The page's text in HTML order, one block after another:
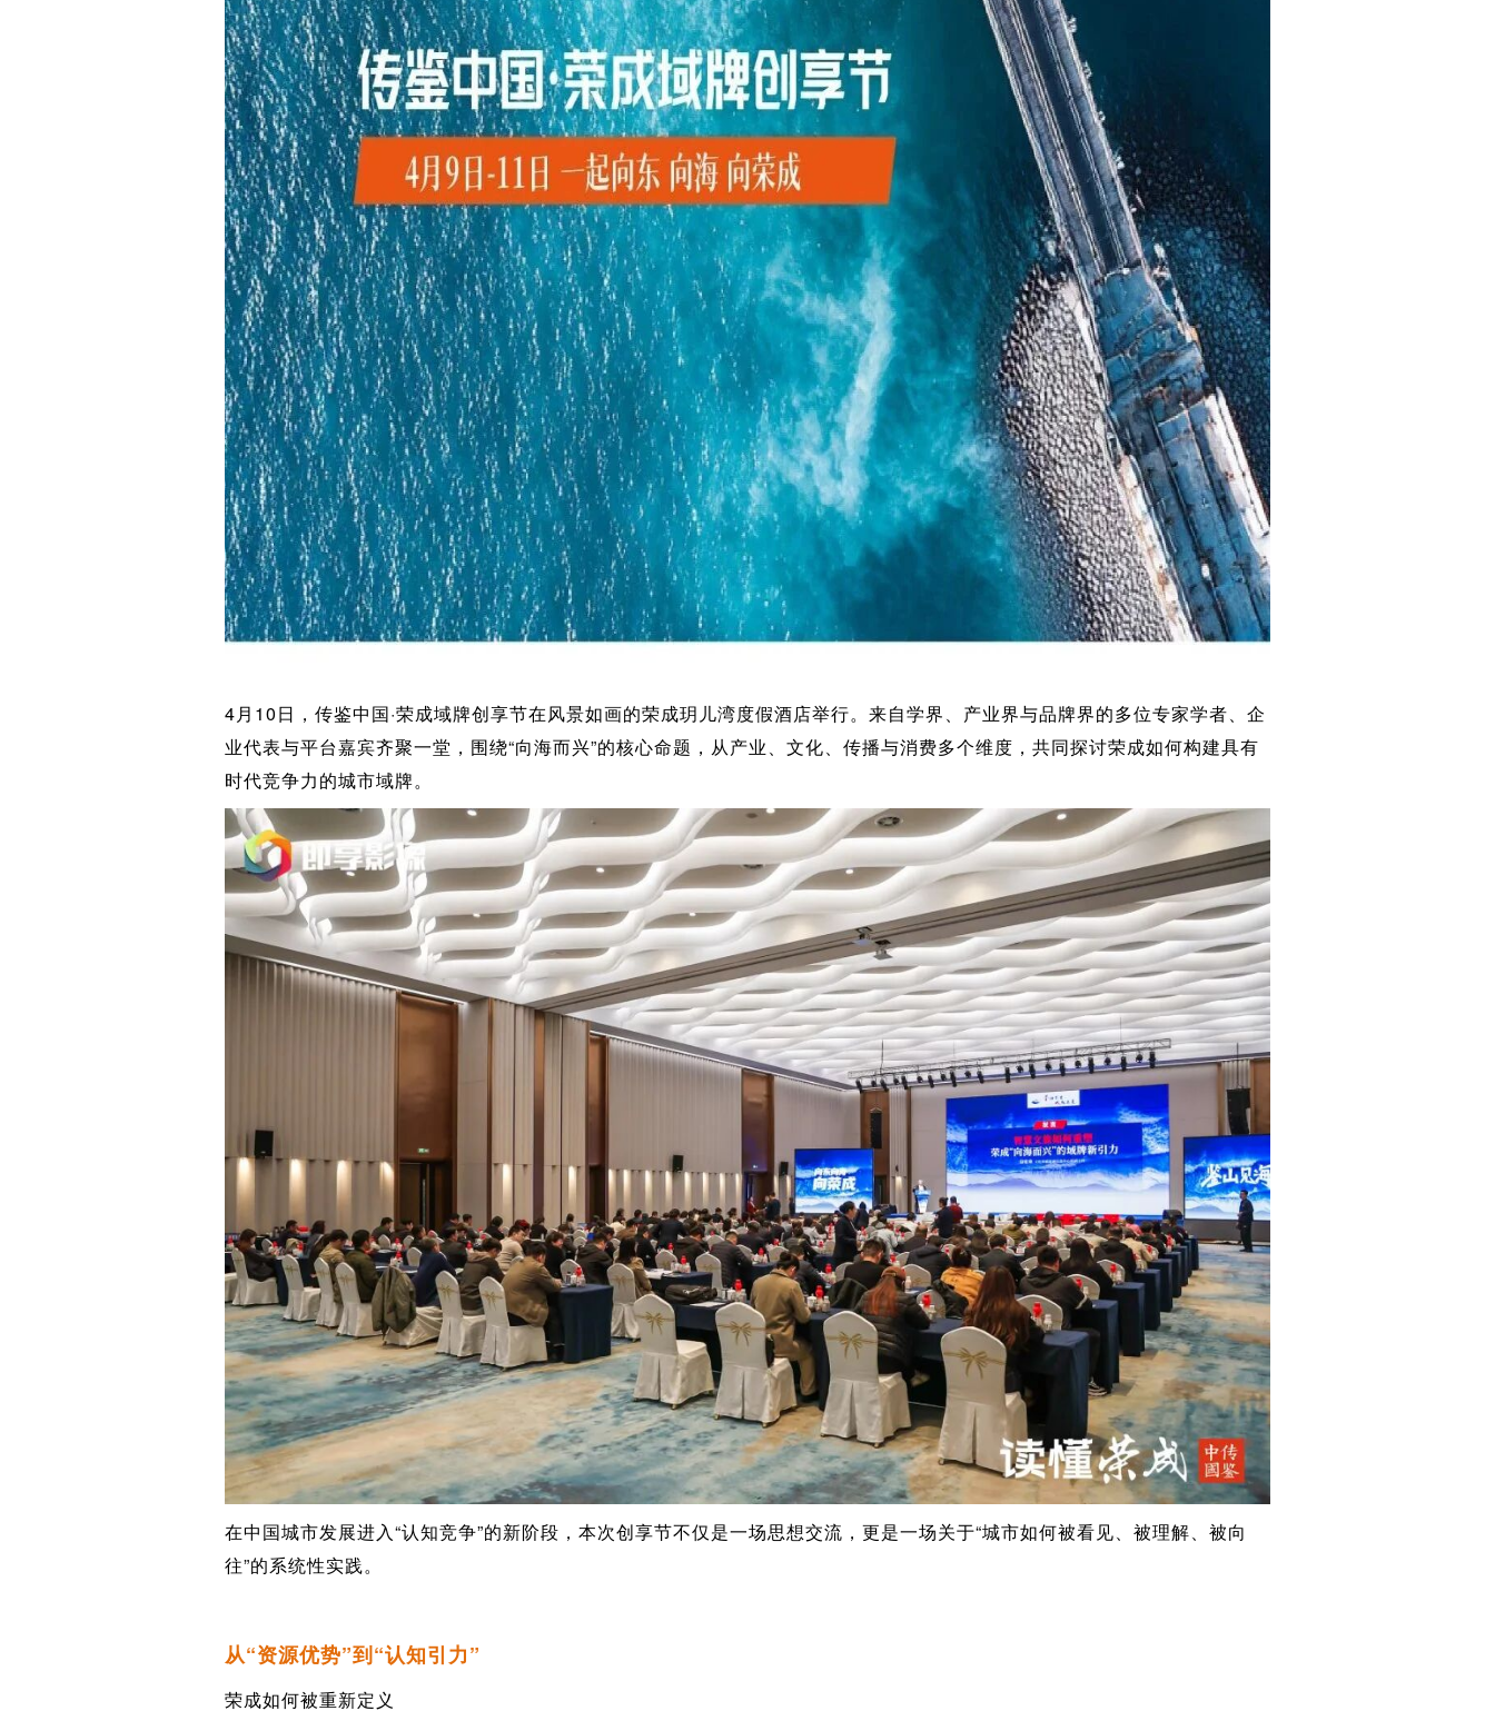
4月10日，传鉴中国·荣成域牌创享节在风景如画的荣成玥儿湾度假酒店举行。来自学界、产业界与品牌界的多位专家学者、企
业代表与平台嘉宾齐聚一堂，围绕“向海而兴”的核心命题，从产业、文化、传播与消费多个维度，共同探讨荣成如何构建具有
时代竞争力的城市域牌。
在中国城市发展进入“认知竞争”的新阶段，本次创享节不仅是一场思想交流，更是一场关于“城市如何被看见、被理解、被向
往”的系统性实践。
从“资源优势”到“认知引力”
荣成如何被重新定义